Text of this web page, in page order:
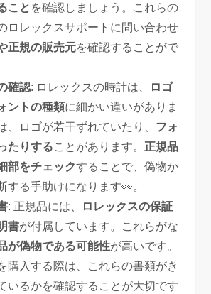
こと を確認しましょう。これらの
ロレックスサポートに問い合わせ
正規の販売元を確認することがで
確認: ロレックスの時計は、
ロゴ
ントの種類に細かい違いがありま
、ロゴが若干ずれていたり、 フォ
たりすることがあります。 正規品
部をチェックすることで、偽物か
する手助けになります👀。
: 正規品には、
ロレックスの保証
書が付属しています。これらがな
が偽物である可能性が高いです。
購入する際は、これらの書類がき
いるかを確認することが大切です